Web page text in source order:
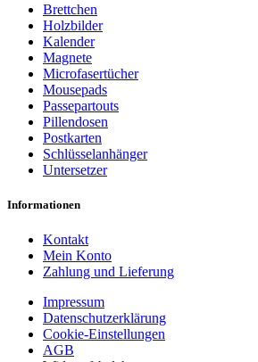
Brettchen
Holzbilder
Kalender
Magnete
Microfasertücher
Mousepads
Passepartouts
Pillendosen
Postkarten
Schlüsselanhänger
Untersetzer
Informationen
Kontakt
Mein Konto
Zahlung und Lieferung
Impressum
Datenschutzerklärung
Cookie-Einstellungen
AGB